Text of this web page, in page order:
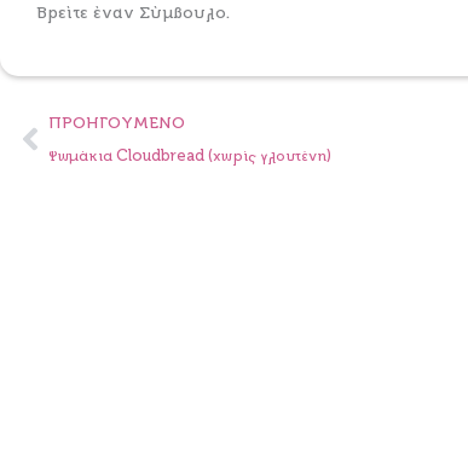
Βρείτε έναν Σύμβουλο.
Prev
ΠΡΟΗΓΟΎΜΕΝΟ
Ψωμάκια Cloudbread (χωρίς γλουτένη)